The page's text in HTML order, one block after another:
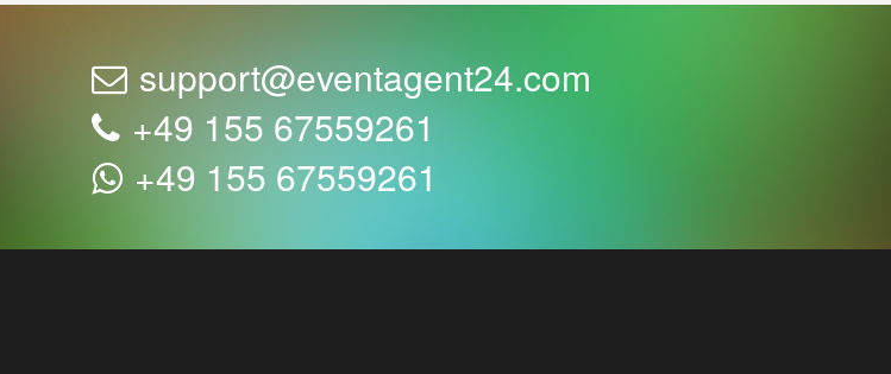
support@eventagent24.com
+49 155 67559261
+49 155 67559261